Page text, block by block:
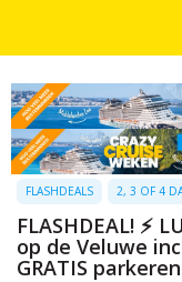
FLASHDEALS 2, 3 OF 4
FLASHDEAL! ⚡
op de Veluwe
GRATIS